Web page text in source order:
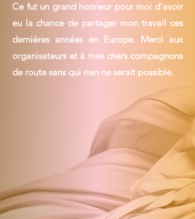
Ce fut un grand honneur pour moi d'avoir
eu la chance de partager mon travail ces
dernières années en Europe. Merci aux
organisateurs et à mes chers compagnons
de route sans qui rien ne serait possible.